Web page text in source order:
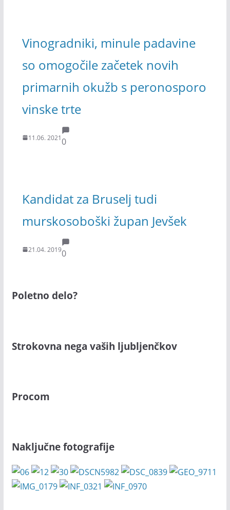
Vinogradniki, minule padavine
so omogočile začetek novih
primarnih okužb s peronosporo
vinske trte
11.06. 20210
Kandidat za Bruselj tudi
murskosoboški župan Jevšek
21.04. 20190
Poletno delo?
Strokovna nega vaših ljubljenčkov
Procom
Naključne fotografije